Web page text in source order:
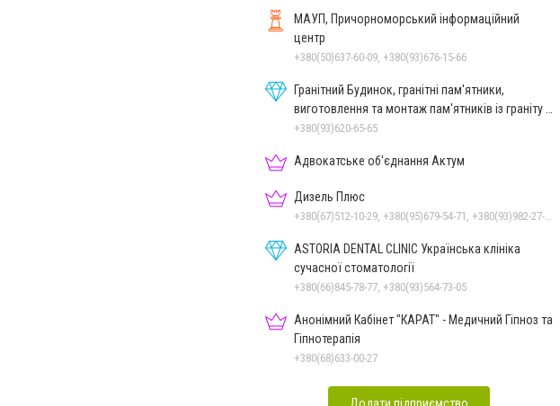
МАУП, Причорноморський інформаційний
центр
+380(50)637-60-09, +380(93)676-15-66
Гранітний Будинок, гранітні пам'ятники,
виготовлення та монтаж пам'ятників із граніту в
Миколаєві
+380(93)620-65-65
Адвокатське об'єднання Актум
Дизель Плюс
ASTORIA DENTAL CLINIC Українська клініка
сучасної стоматології
+380(66)845-78-77, +380(93)564-73-05
Анонімний Кабінет "КАРАТ" - Медичний Гіпноз та
Гіпнотерапія
+380(68)633-00-27
Додати підприємство